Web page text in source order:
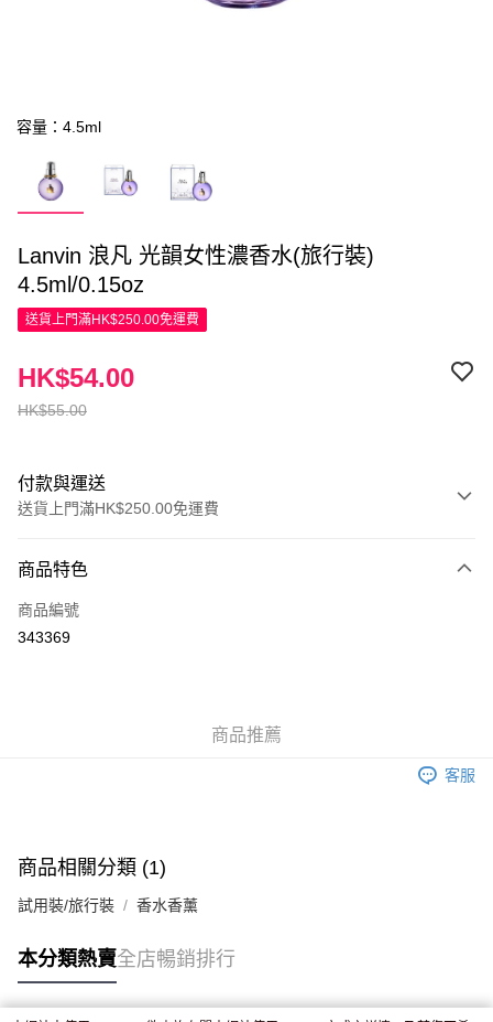
容量：4.5ml
Lanvin 浪凡 光韻女性濃香水(旅行裝)
4.5ml/0.15oz
送貨上門滿HK$250.00免運費
HK$55.00
HK$54.00
付款與運送
送貨上門滿HK$250.00免運費
信用卡
Apple Pay
付款後門市自取，訂單確認後2-4個工作天到店，7天內取。逾期後
商品特色
商品編號
343369
商品推薦
客服
商品相關分類 (1)
試用裝/旅行裝 香水香薰
本分類熱賣全店暢銷排行